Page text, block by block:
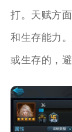
打。天赋方
和生存能力
或生存的，